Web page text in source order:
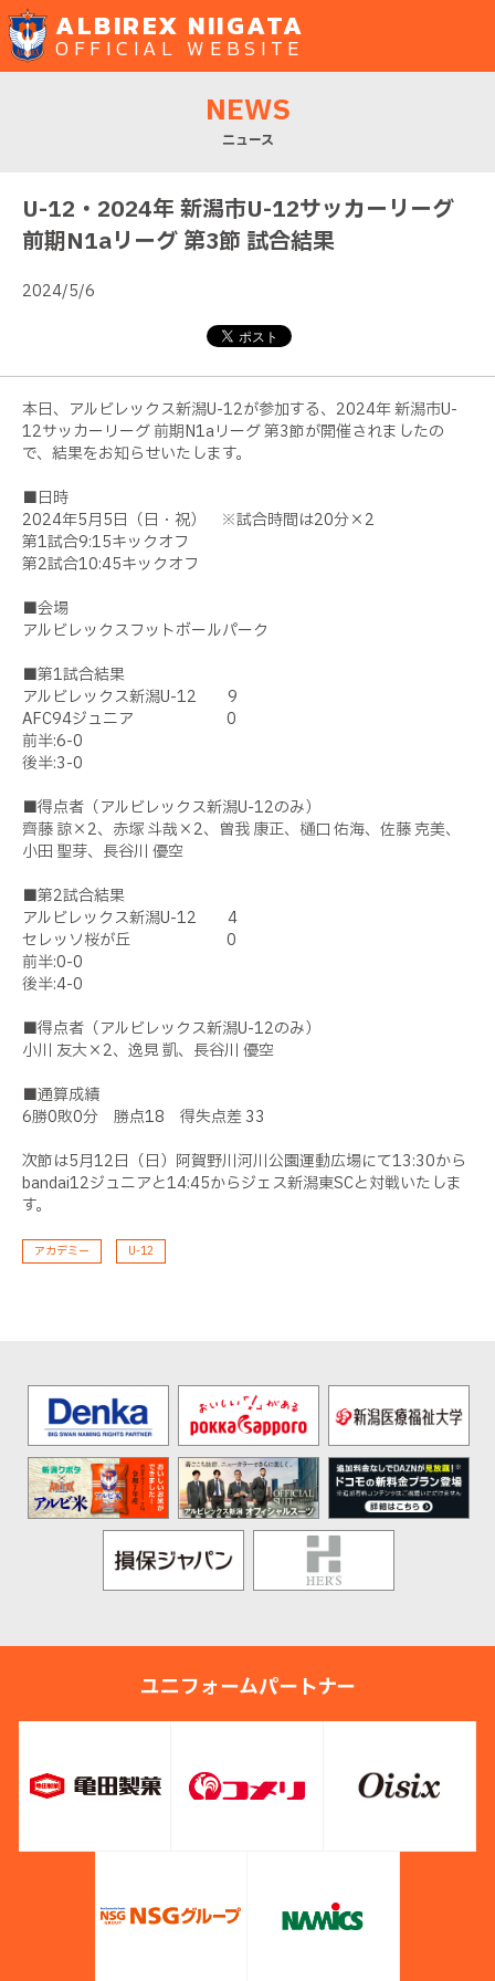
ALBIREX NIIGATA
OFFICIAL WEBSITE
NEWS
ニュース
U-12・2024年 新潟市U-12サッカーリーグ
前期N1aリーグ 第3節 試合結果
2024/5/6
本日、アルビレックス新潟U-12が参加する、2024年 新潟市U-
12サッカーリーグ 前期N1aリーグ 第3節が開催されましたの
で、結果をお知らせいたします。
■日時
2024年5月5日（日・祝） ※試合時間は20分×2
第1試合9:15キックオフ
第2試合10:45キックオフ
■会場
アルビレックスフットボールパーク
■第1試合結果
アルビレックス新潟U-12 9
AFC94ジュニア 0
前半:6-0
後半:3-0
■得点者（アルビレックス新潟U-12のみ）
齊藤 諒×2、赤塚 斗哉×2、曽我 康正、樋口 佑海、佐藤 克美、
小田 聖芽、長谷川 優空
■第2試合結果
アルビレックス新潟U-12 4
セレッソ桜が丘 0
前半:0-0
後半:4-0
■得点者（アルビレックス新潟U-12のみ）
小川 友大×2、逸見 凱、長谷川 優空
■通算成績
6勝0敗0分 勝点18 得失点差 33
次節は5月12日（日）阿賀野川河川公園運動広場にて13:30から
bandai12ジュニアと14:45からジェス新潟東SCと対戦いたしま
す。
アカデミー U-12
ユニフォームパートナー